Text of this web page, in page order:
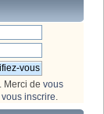
. Merci de vous
vous inscrire